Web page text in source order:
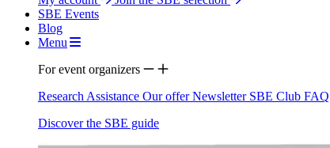
SBE Events
Blog
Menu
For event organizers
Research Assistance Our offerNewsletter SBE Club FAQ
Discover the SBE guide